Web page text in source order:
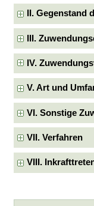
II. Gegenstand
III.
IV.
V. Art und
VI. Sonstige
VII. Verfahren
VIII.